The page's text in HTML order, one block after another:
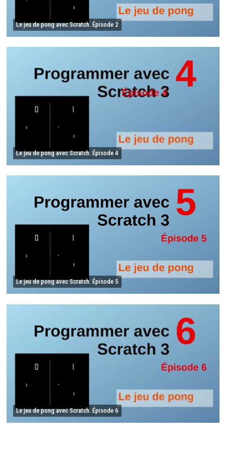
Le jeu de pong avec Scratch. Épisode 2
Le jeu de pong avec Scratch. Épisode 4
Le jeu de pong avec Scratch. Épisode 5
Le jeu de pong avec Scratch. Épisode 6